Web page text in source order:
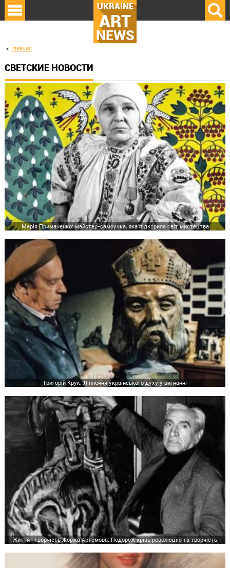
UKRAINE
ART
NEWS
Главная
СВЕТСКИЕ НОВОСТИ
Марія Примаченко: майстер-самоучка, яка підкорила світ мистецтва
Григорій Крук: Ліплення українського духу у вигнанні
Життя і творчість Жоржа Артемова: Подорож крізь революцію та творчість